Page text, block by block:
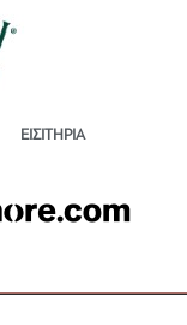
ΕΙΣΙΤΗΡΙΑ